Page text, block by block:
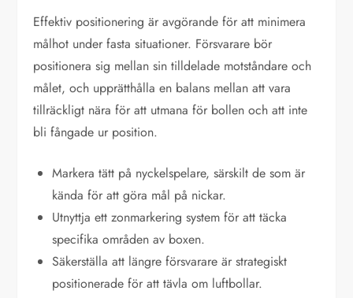
Effektiv positionering är avgörande för att minimera
målhot under fasta situationer. Försvarare bör
positionera sig mellan sin tilldelade motståndare och
målet, och upprätthålla en balans mellan att vara
tillräckligt nära för att utmana för bollen och att inte
bli fångade ur position.
Markera tätt på nyckelspelare, särskilt de som är
kända för att göra mål på nickar.
Utnyttja ett zonmarkering system för att täcka
specifika områden av boxen.
Säkerställa att längre försvarare är strategiskt
positionerade för att tävla om luftbollar.